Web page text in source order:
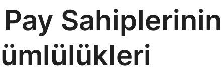
Sahiplerinin